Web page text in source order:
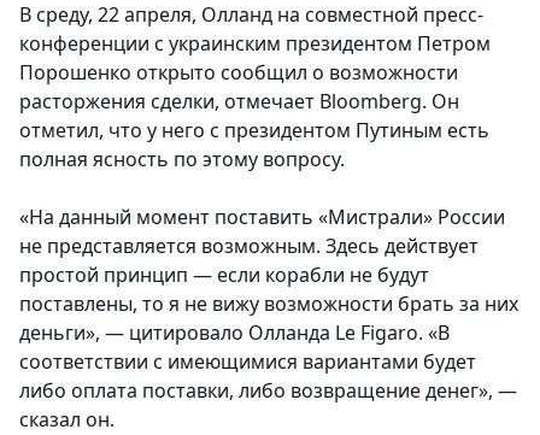
В среду, 22 апреля, Олланд на совместной пресс-
конференции с украинским президентом Петром
Порошенко открыто сообщил о возможности
расторжения сделки, отмечает Bloomberg. Он
отметил, что у него с президентом Путиным есть
полная ясность по этому вопросу.
«На данный момент поставить «Мистрали» России
не представляется возможным. Здесь действует
простой принцип — если корабли не будут
поставлены, то я не вижу возможности брать за них
деньги», — цитировало Олланда Le Figaro. «В
соответствии с имеющимися вариантами будет
либо оплата поставки, либо возвращение денег», —
сказал он.